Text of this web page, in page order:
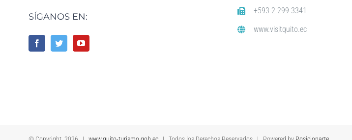
SÍGANOS EN:
+593 2 299 3341
www.visitquito.ec